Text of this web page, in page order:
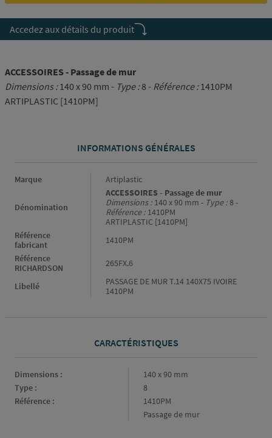
Accedez aux détails du produit
ACCESSOIRES - Passage de mur
Dimensions :140 x 90 mm - Type :8 - Référence :1410PM
ARTIPLASTIC [1410PM]
INFORMATIONS GÉNÉRALES
Informations générales
Marque Artiplastic
Dénomination
ACCESSOIRES - Passage de mur
Dimensions : 140 x 90 mm - Type :8 -
Référence : 1410PM
ARTIPLASTIC [1410PM]
Référence
fabricant
1410PM
Référence
RICHARDSON
265FX.6
Libellé
PASSAGE DE MUR T.14 140X75 IVOIRE
1410PM
CARACTÉRISTIQUES
Caractéristiques
Dimensions :
140 x 90 mm
Type :
8
Référence :
1410PM
Passage de mur